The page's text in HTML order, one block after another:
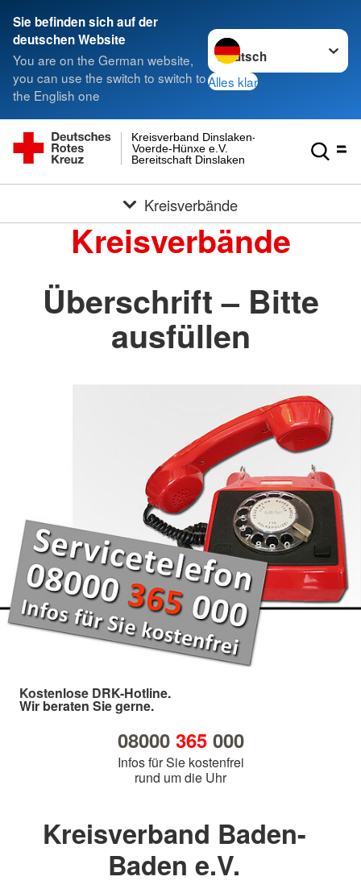
Sie befinden sich auf der
deutschen Website
You are on the German website,
you can use the switch to switch to
the English one
Sprache wechseln zu
Alles klar
Bereitschaft Dinslaken
Voerde-Hünxe e.V.
Kreisverband Dinslaken-
Kreisverbände
Kreisverbände
Überschrift – Bitte
ausfüllen
Kostenlose DRK-Hotline.
Wir beraten Sie gerne.
08000 365000
Infos für Sie kostenfrei
rund um die Uhr
Kreisverband Baden-
Baden e.V.